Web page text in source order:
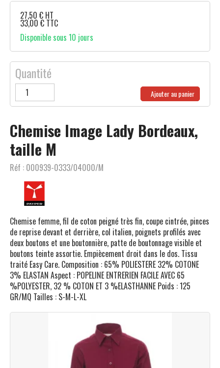
Chemise Image Lady Bordeaux,
taille M
Réf : 000939-0333/04000/M
Chemise femme, fil de coton peigné très fin, coupe cintrée, pinces
de reprise devant et derrière, col italien, poignets profilés avec
deux boutons et une boutonnière, patte de boutonnage visible et
boutons teinte assortie. Empiècement droit dans le dos. Tissu
traité Easy Care. Composition : 65% POLIESTERE 32% COTONE
3% ELASTAN Aspect : POPELINE ENTRERIEN FACILE AVEC 65
%POLYESTER, 32 % COTON ET 3 %ELASTHANNE Poids : 125
GR/MQ Tailles : S-M-L-XL
27,50 € HT
33,00 € TTC
Disponible sous 10 jours
Quantité
Ajouter au panier